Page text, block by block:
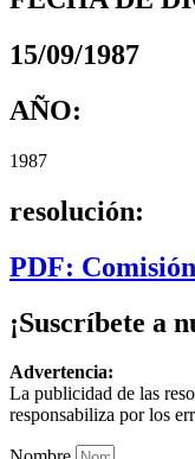
15/09/1987
AÑO:
1987
resolución:
PDF:
¡Suscríbete a
Advertencia:
La publicidad de las
responsabiliza por los